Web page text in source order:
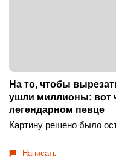
На то, чтобы
ушли миллионы: вот
легендарном певце
Картину решено было
Написать